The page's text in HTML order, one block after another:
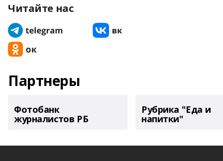
Читайте нас
Партнеры
Фотобанк
журналистов РБ
Рубрика "Еда и
напитки"